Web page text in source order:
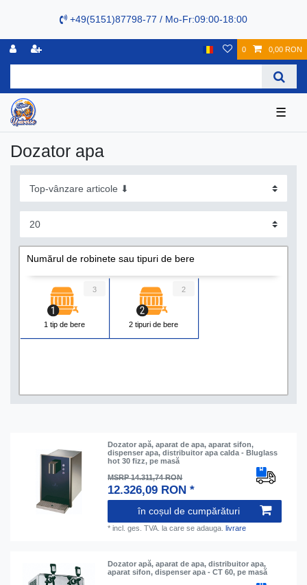
+49(5151)87798-77 / Mo-Fr:09:00-18:00
0 0,00 RON
☰
Dozator apa
Numărul de robinete sau tipuri de bere
1 tip de bere
3
2 tipuri de bere
2
Dozator apă, aparat de apa, aparat sifon,
dispenser apa, distribuitor apa calda - Bluglass
hot 30 fizz, pe masă
MSRP 14.311,74 RON
12.326,09 RON *
în coșul de cumpărături
*incl. ges. TVA. la care se adauga. livrare
Dozator apă, aparat de apa, distribuitor apa,
aparat sifon, dispenser apa - CT 60, pe masă